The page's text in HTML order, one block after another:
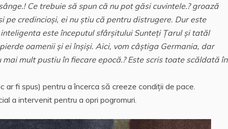
Ce trebuie să spun că nu pot găsi cuvintele.? groază
credincioşi, ei nu ştiu că pentru distrugere. Dur este
este începutul sfârşitului Sunteţi Ţarul şi tatăl
oamenii şi ei înşişi. Aici, vom câştiga Germania, dar
mult pustiu în fiecare epocă.? Este scris toate scăldată în
ar fi spus) pentru a încerca să creeze condiţii de pace.
a intervenit pentru a opri pogromuri.